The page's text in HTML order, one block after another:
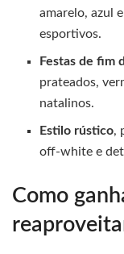
amarelo, azul
esportivos.
Festas de fim
prateados,
natalinos.
Estilo rústico,
off-white e
Como